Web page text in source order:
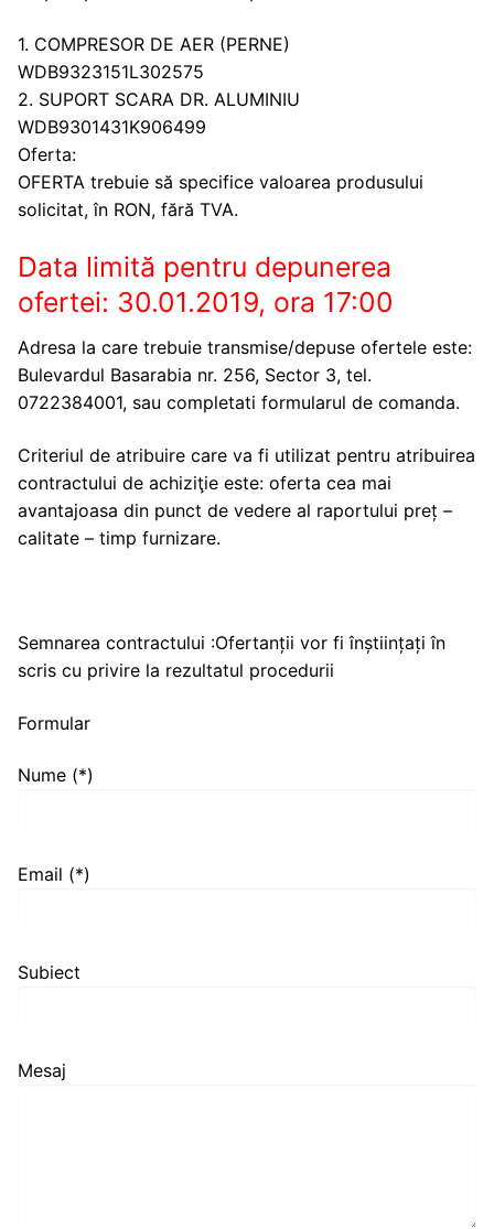
1. COMPRESOR DE AER (PERNE)
WDB9323151L302575
2. SUPORT SCARA DR. ALUMINIU
WDB9301431K906499
Oferta:
OFERTA trebuie să specifice valoarea produsului
solicitat, în RON, fără TVA.
Data limită pentru depunerea
ofertei: 30.01.2019, ora 17:00
Adresa la care trebuie transmise/depuse ofertele este:
Bulevardul Basarabia nr. 256, Sector 3, tel.
0722384001, sau completati formularul de comanda.
Criteriul de atribuire care va fi utilizat pentru atribuirea
contractului de achiziţie este: oferta cea mai
avantajoasa din punct de vedere al raportului preț –
calitate – timp furnizare.
Semnarea contractului :Ofertanții vor fi înștiințați în
scris cu privire la rezultatul procedurii
Formular
Nume (*)
Email (*)
Subiect
Mesaj